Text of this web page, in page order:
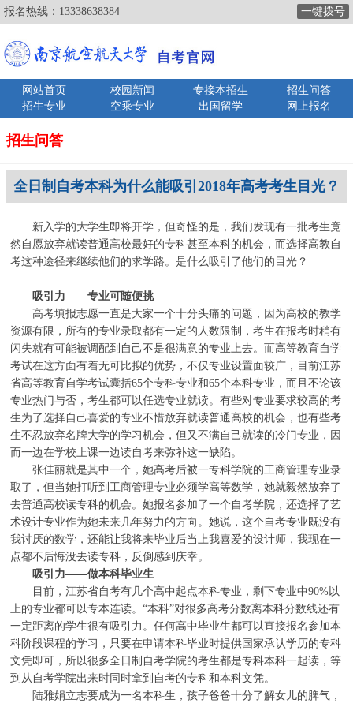
报名热线： 13338638384 一键拨号
网站首页 校园新闻 专接本招生
招生问答
招生专业
空乘专业 出国留学 网上报名
招生问答
全日制自考本科为什么能吸引2018年高考考生目光？
新入学的大学生即将开学，但奇怪的是，我们发现有一批考生竟
然自愿放弃就读普通高校最好的专科甚至本科的机会，而选择高教自
考这种途径来继续他们的求学路。是什么吸引了他们的目光？
吸引力——专业可随便挑
高考填报志愿一直是大家一个十分头痛的问题，因为高校的教学
资源有限，所有的专业录取都有一定的人数限制，考生在报考时稍有
闪失就有可能被调配到自己不是很满意的专业上去。而高等教育自学
考试在这方面有着无可比拟的优势，不仅专业设置面较广，目前江苏
省高等教育自学考试囊括65个专科专业和65个本科专业，而且不论该
专业热门与否，考生都可以任选专业就读。有些对专业要求较高的考
生为了选择自己喜爱的专业不惜放弃就读普通高校的机会，也有些考
生不忍放弃名牌大学的学习机会，但又不满自己就读的冷门专业，因
而一边在学校上课一边读自考来弥补这一缺陷。
张佳丽就是其中一个，她高考后被一专科学院的工商管理专业录
取了，但当她打听到工商管理专业必须学高等数学，她就毅然放弃了
去普通高校读专科的机会。她报名参加了一个自考学院，还选择了艺
术设计专业作为她未来几年努力的方向。她说，这个自考专业既没有
我讨厌的数学，还能让我将来毕业后当上我喜爱的设计师，我现在一
点都不后悔没去读专科，反倒感到庆幸。
吸引力——做本科毕业生
目前，江苏省自考有几个高中起点本科专业，剩下专业中90%以
上的专业都可以专本连读。“本科”对很多高考分数离本科分数线还有
一定距离的学生很有吸引力。任何高中毕业生都可以直接报名参加本
科阶段课程的学习，只要在申请本科毕业时提供国家承认学历的专科
文凭即可，所以很多全日制自考学院的考生都是专科本科一起读，等
到从自考学院出来时同时拿到自考的专科和本科文凭。
陆雅娟立志要成为一名本科生，孩子爸爸十分了解女儿的脾气，